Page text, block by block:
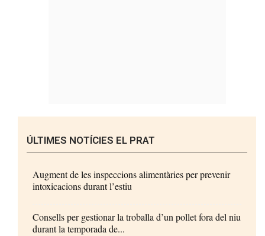
ÚLTIMES NOTÍCIES EL PRAT
Augment de les inspeccions alimentàries per prevenir
intoxicacions durant l’estiu
Consells per gestionar la troballa d’un pollet fora del niu
durant la temporada de...